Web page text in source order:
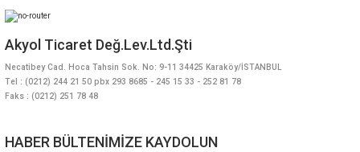
Akyol Ticaret Değ.Lev.Ltd.Şti
Necatibey Cad. Hoca Tahsin Sok. No: 9-11 34425 Karaköy/İSTANBUL
Tel : (0212) 244 21 50 pbx 293 8685 - 245 15 33 - 252 81 78
Faks : (0212) 251 78 48
HABER BÜLTENİMİZE KAYDOLUN